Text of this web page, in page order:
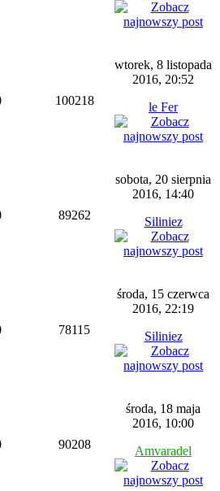
100218
wtorek, 8 listopada
2016, 20:52
le Fer
89262
sobota, 20 sierpnia
2016, 14:40
Siliniez
78115
środa, 15 czerwca
2016, 22:19
Siliniez
90208
środa, 18 maja
2016, 10:00
Amvaradel